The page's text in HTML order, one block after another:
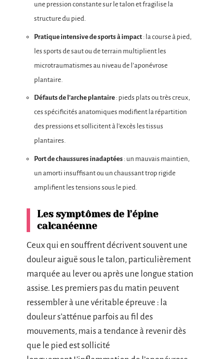
une pression constante sur le talon et fragilise la
structure du pied.
Pratique intensive de sports à impact : la course à pied,
les sports de saut ou de terrain multiplient les
microtraumatismes au niveau de l’aponévrose
plantaire.
Défauts de l’arche plantaire : pieds plats ou très creux,
ces spécificités anatomiques modifient la répartition
des pressions et sollicitent à l’excès les tissus
plantaires.
Port de chaussures inadaptées : un mauvais maintien,
un amorti insuffisant ou un chaussant trop rigide
amplifient les tensions sous le pied.
Les symptômes de l’épine
calcanéenne
Ceux qui en souffrent décrivent souvent une
douleur aiguë sous le talon, particulièrement
marquée au lever ou après une longue station
assise. Les premiers pas du matin peuvent
ressembler à une véritable épreuve : la
douleur s’atténue parfois au fil des
mouvements, mais a tendance à revenir dès
que le pied est sollicité